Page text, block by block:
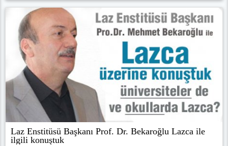
Laz Enstitüsü Başkanı Prof. Dr. Bekaroğlu Lazca ile
ilgili konuştuk